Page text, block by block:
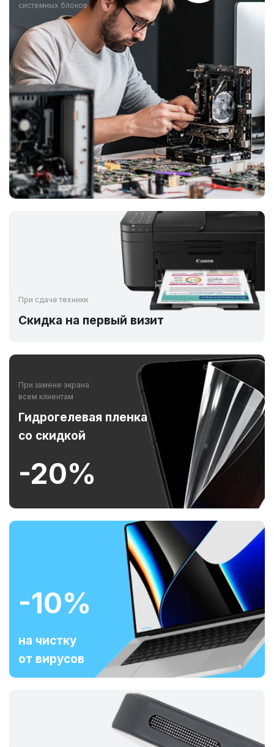
системных блоков
При сдаче техники
Скидка на первый визит
При замене экрана
всем клиентам
Гидрогелевая пленка
со скидкой
-20%
-10%
на чистку
от вирусов